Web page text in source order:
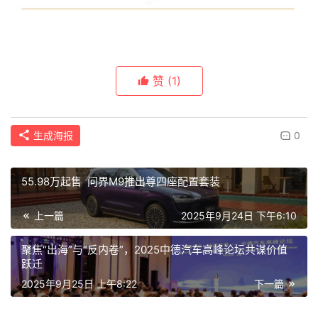
赞 (1)
生成海报 0
55.98万起售 问界M9推出尊四座配置套装
上一篇 2025年9月24日 下午6:10
聚焦“出海”与“反内卷”，2025中德汽车高峰论坛共谋价值
跃迁
下一篇
2025年9月25日 上午8:22